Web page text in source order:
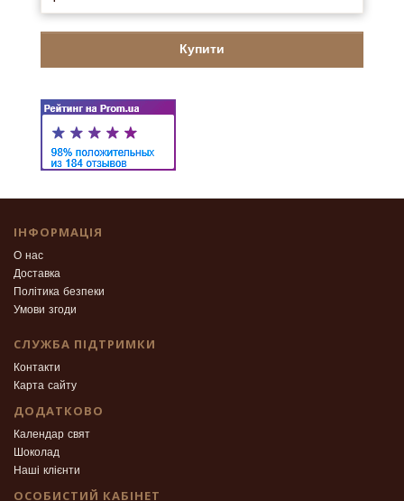
Купити
ІНФОРМАЦІЯ
О нас
Доставка
Політика безпеки
Умови згоди
СЛУЖБА ПІДТРИМКИ
Контакти
Карта сайту
ДОДАТКОВО
Календар свят
Шоколад
Наші клієнти
ОСОБИСТИЙ КАБІНЕТ